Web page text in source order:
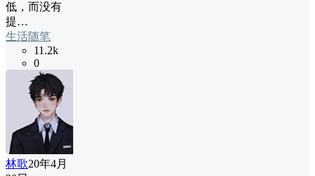
低，而没有
提…
生活随笔
11.2k
0
林歌20年4月